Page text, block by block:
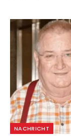
NACHRICHT